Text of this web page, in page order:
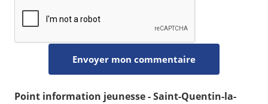
Point information jeunesse - Saint-Quentin-la-